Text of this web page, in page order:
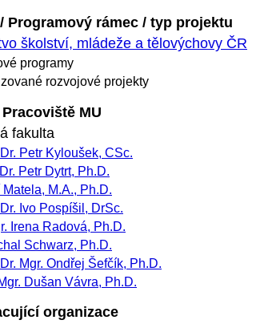
Programový rámec / typ projektu
školství, mládeže a tělovýchovy ČR
programy
rozvojové projekty
MU
fakulta
Petr Kyloušek, CSc.
Petr Dytrt, Ph.D.
Matela, M.A., Ph.D.
Ivo Pospíšil, DrSc.
Irena Radová, Ph.D.
Schwarz, Ph.D.
Mgr. Ondřej Šefčík, Ph.D.
Dušan Vávra, Ph.D.
organizace